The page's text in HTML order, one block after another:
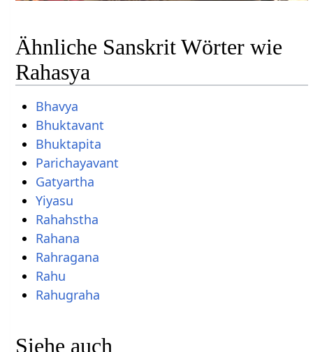
Ähnliche Sanskrit Wörter wie
Rahasya
Bhavya
Bhuktavant
Bhuktapita
Parichayavant
Gatyartha
Yiyasu
Rahahstha
Rahana
Rahragana
Rahu
Rahugraha
Siehe auch